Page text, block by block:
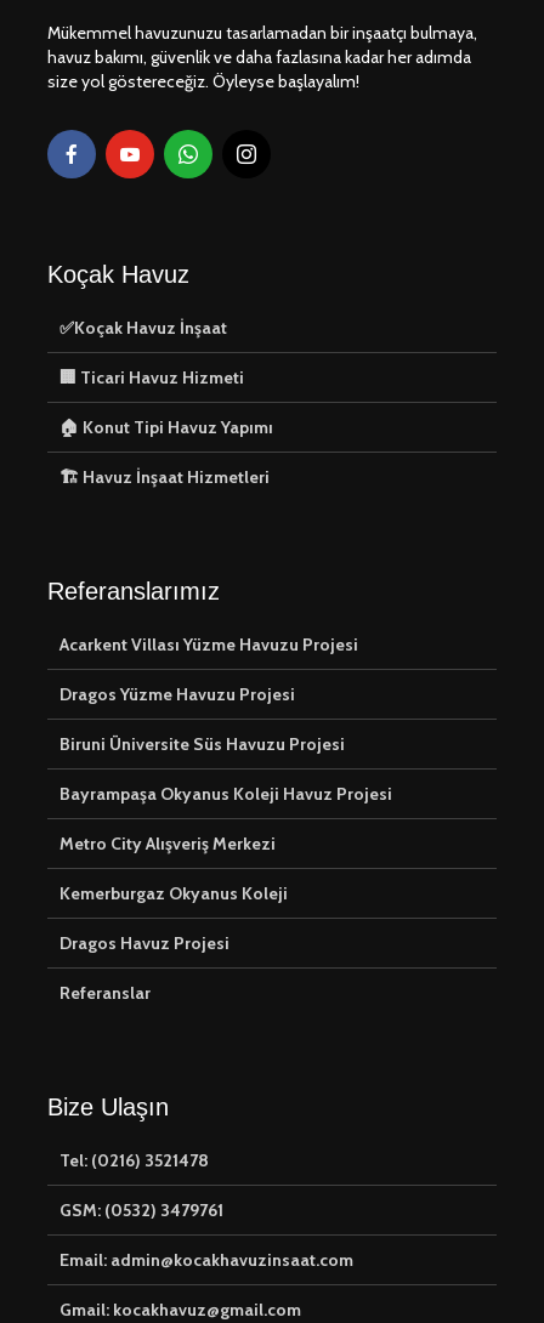
Mükemmel havuzunuzu tasarlamadan bir inşaatçı bulmaya,
havuz bakımı, güvenlik ve daha fazlasına kadar her adımda
size yol göstereceğiz. Öyleyse başlayalım!
Koçak Havuz
✅Koçak Havuz İnşaat
🏢 Ticari Havuz Hizmeti
🏠 Konut Tipi Havuz Yapımı
🏗️ Havuz İnşaat Hizmetleri
Referanslarımız
Acarkent Villası Yüzme Havuzu Projesi
Dragos Yüzme Havuzu Projesi
Biruni Üniversite Süs Havuzu Projesi
Bayrampaşa Okyanus Koleji Havuz Projesi
Metro City Alışveriş Merkezi
Kemerburgaz Okyanus Koleji
Dragos Havuz Projesi
Referanslar
Bize Ulaşın
Tel: (0216) 3521478
GSM: (0532) 3479761
Email: admin@kocakhavuzinsaat.com
Gmail: kocakhavuz@gmail.com